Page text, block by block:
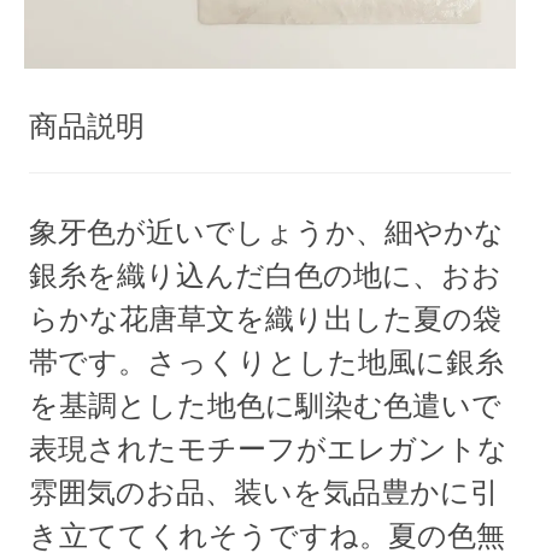
商品説明
象牙色が近いでしょうか、細やかな
銀糸を織り込んだ白色の地に、おお
らかな花唐草文を織り出した夏の袋
帯です。さっくりとした地風に銀糸
を基調とした地色に馴染む色遣いで
表現されたモチーフがエレガントな
雰囲気のお品、装いを気品豊かに引
き立ててくれそうですね。夏の色無